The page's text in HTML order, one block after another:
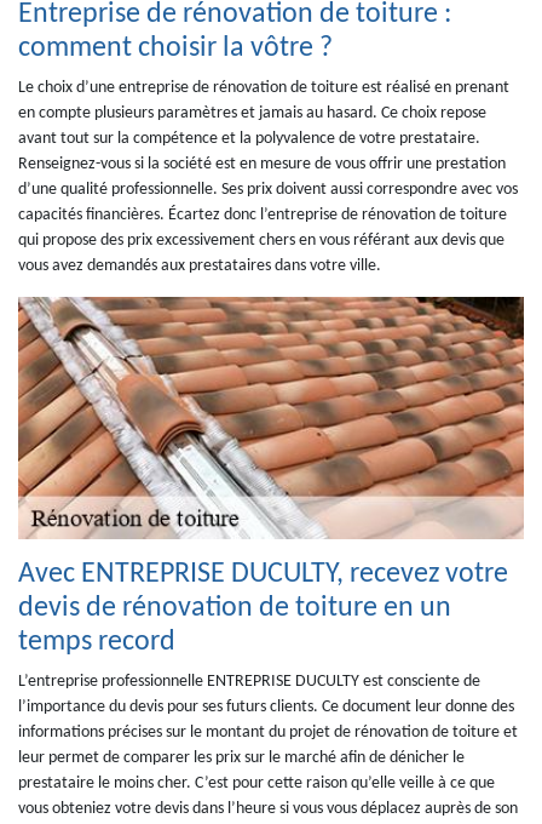
Entreprise de rénovation de toiture :
comment choisir la vôtre ?
Le choix d’une entreprise de rénovation de toiture est réalisé en prenant
en compte plusieurs paramètres et jamais au hasard. Ce choix repose
avant tout sur la compétence et la polyvalence de votre prestataire.
Renseignez-vous si la société est en mesure de vous offrir une prestation
d’une qualité professionnelle. Ses prix doivent aussi correspondre avec vos
capacités financières. Écartez donc l’entreprise de rénovation de toiture
qui propose des prix excessivement chers en vous référant aux devis que
vous avez demandés aux prestataires dans votre ville.
Avec ENTREPRISE DUCULTY, recevez votre
devis de rénovation de toiture en un
temps record
L’entreprise professionnelle ENTREPRISE DUCULTY est consciente de
l’importance du devis pour ses futurs clients. Ce document leur donne des
informations précises sur le montant du projet de rénovation de toiture et
leur permet de comparer les prix sur le marché afin de dénicher le
prestataire le moins cher. C’est pour cette raison qu’elle veille à ce que
vous obteniez votre devis dans l’heure si vous vous déplacez auprès de son